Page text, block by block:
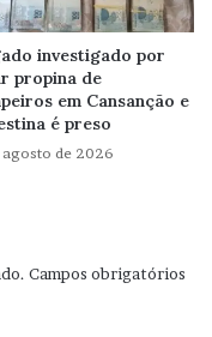
investigado por
propina de
em Cansanção e
é preso
agosto de 2026
Campos obrigatórios